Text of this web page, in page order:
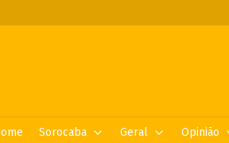
Sorocaba Geral Opinião